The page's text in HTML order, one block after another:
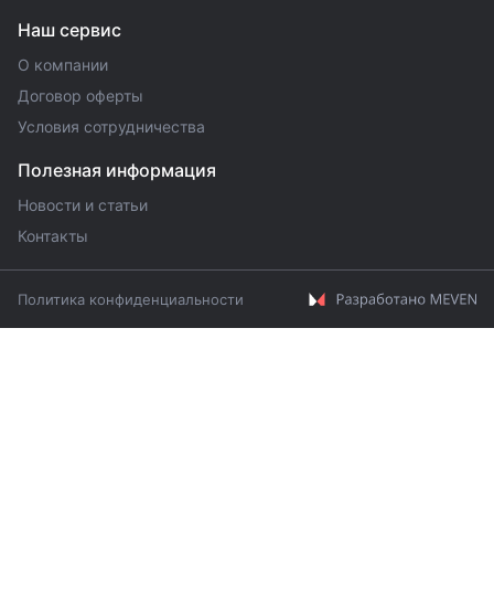
Наш сервис
О компании
Договор оферты
Условия сотрудничества
Полезная информация
Новости и статьи
Контакты
Политика конфиденциальности